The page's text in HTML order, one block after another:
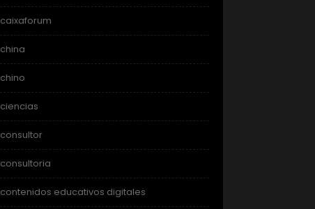
caixaforum
china
chino
ciencias
consultor
consultoria
contenidos educativos digitales